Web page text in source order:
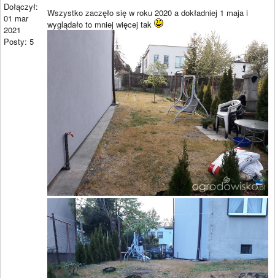
Dołączył:
01 mar
2021
Posty: 5
Wszystko zaczęło się w roku 2020 a dokładniej 1 maja i
wyglądało to mniej więcej tak